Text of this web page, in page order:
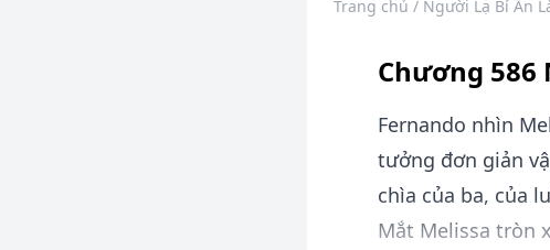
Trang chủ / Người Lạ Bí Ẩn
Chương 586
Fernando nhìn
tưởng đơn giản
chìa của ba, của
Mắt Melissa tròn